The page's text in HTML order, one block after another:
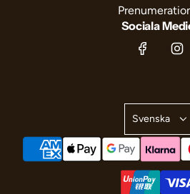
Sociala
Svenska